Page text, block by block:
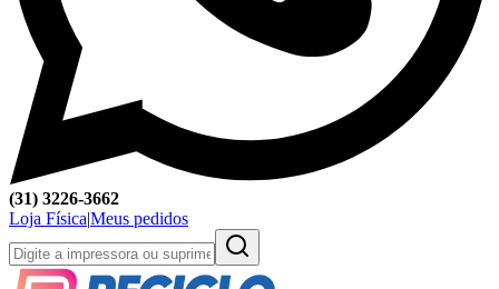
(31) 3226-3662
Loja Física|Meus pedidos